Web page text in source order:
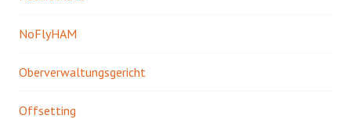
NoFlyHAM
Oberverwaltungsgericht
Offsetting